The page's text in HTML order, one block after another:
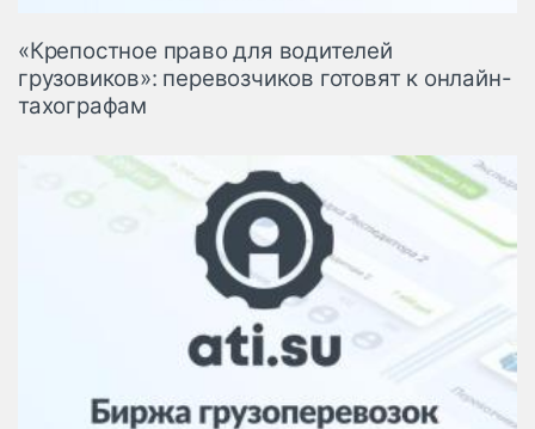
«Крепостное право для водителей
грузовиков»: перевозчиков готовят к онлайн-
тахографам